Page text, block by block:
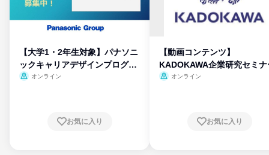
【大学1・2年生対象】パナソニ
ックキャリアデザインプログラ
ム
オンライン
お気に入り
【動画コンテンツ】
KADOKAWA企業研究セミナ
オンライン
お気に入り